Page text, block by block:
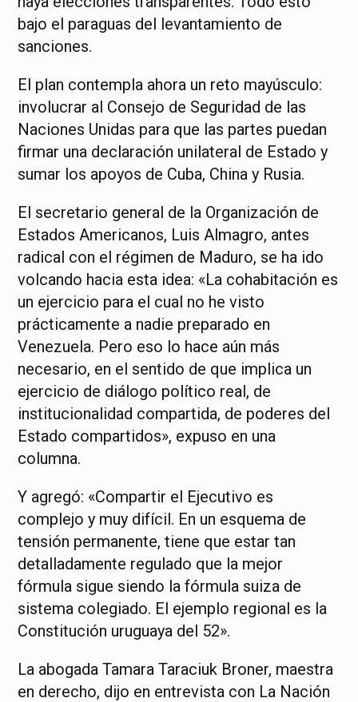
bajo el paraguas del levantamiento de
sanciones.
El plan contempla ahora un reto mayúsculo:
involucrar al Consejo de Seguridad de las
Naciones Unidas para que las partes puedan
firmar una declaración unilateral de Estado y
sumar los apoyos de Cuba, China y Rusia.
El secretario general de la Organización de
Estados Americanos, Luis Almagro, antes
radical con el régimen de Maduro, se ha ido
volcando hacia esta idea: «La cohabitación es
un ejercicio para el cual no he visto
prácticamente a nadie preparado en
Venezuela. Pero eso lo hace aún más
necesario, en el sentido de que implica un
ejercicio de diálogo político real, de
institucionalidad compartida, de poderes del
Estado compartidos», expuso en una
columna.
Y agregó: «Compartir el Ejecutivo es
complejo y muy difícil. En un esquema de
tensión permanente, tiene que estar tan
detalladamente regulado que la mejor
fórmula sigue siendo la fórmula suiza de
sistema colegiado. El ejemplo regional es la
Constitución uruguaya del 52».
La abogada Tamara Taraciuk Broner, maestra
en derecho, dijo en entrevista con La Nación